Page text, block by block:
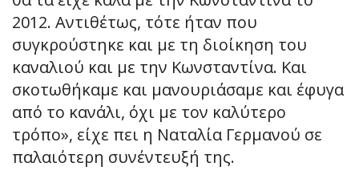
2012. Αντιθέτως, τότε ήταν που
συγκρούστηκε και με τη διοίκηση του
καναλιού και με την Κωνσταντίνα. Και
σκοτωθήκαμε και μανουριάσαμε και έφυγα
από το κανάλι, όχι με τον καλύτερο
τρόπο», είχε πει η Ναταλία Γερμανού σε
παλαιότερη συνέντευξή της.